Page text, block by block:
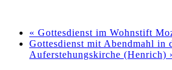
« Gottesdienst im Wohnstift
Gottesdienst mit Abendmahl in
Auferstehungskirche (Henrich)